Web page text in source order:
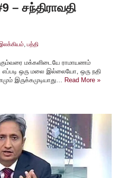
– சந்திராவதி
பத்தி
மக்களிடையே ராமாயணம்
எப்படி ஒரு மலை இல்லையோ, ஒரு நதி
இருக்கமுடியாது…
Read More »